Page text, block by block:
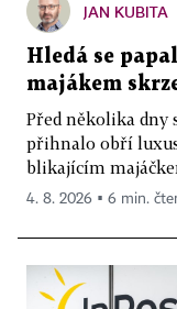
JAN KUBITA
Hledá se
majákem
Před několika dny
přihnalo obří
blikajícím
4. 8. 2026 ▪ 6 min.